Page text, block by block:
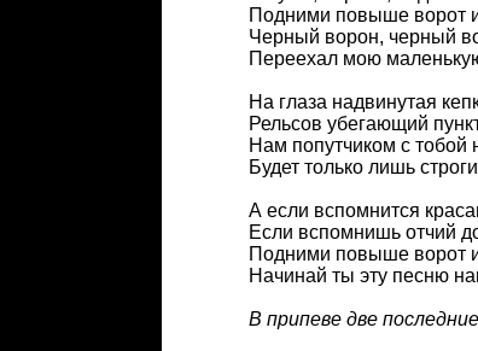
Подними повыше ворот
Черный ворон, черный
Переехал мою
На глаза надвинутая
Рельсов убегающий
Нам попутчиком с тобой
Будет только лишь
А если вспомнится
Если вспомнишь отчий
Подними повыше ворот
Начинай ты эту песню
В припеве две